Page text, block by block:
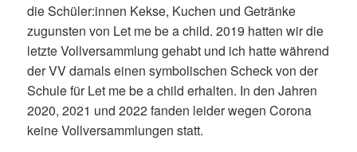
die Schüler:innen Kekse, Kuchen und Getränke
zugunsten von Let me be a child. 2019 hatten wir die
letzte Vollversammlung gehabt und ich hatte während
der VV damals einen symbolischen Scheck von der
Schule für Let me be a child erhalten. In den Jahren
2020, 2021 und 2022 fanden leider wegen Corona
keine Vollversammlungen statt.